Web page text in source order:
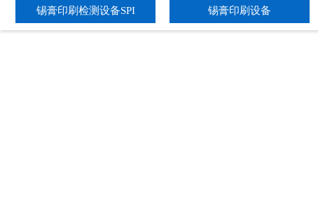
锡膏印刷检测设备SPI 锡膏印刷设备